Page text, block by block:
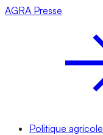
AGRA Presse
Politique agricole